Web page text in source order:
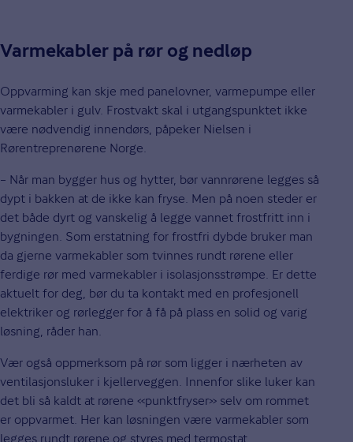
Varmekabler på rør og nedløp
Oppvarming kan skje med panelovner, varmepumpe eller
varmekabler i gulv. Frostvakt skal i utgangspunktet ikke
være nødvendig innendørs, påpeker Nielsen i
Rørentreprenørene Norge.
– Når man bygger hus og hytter, bør vannrørene legges så
dypt i bakken at de ikke kan fryse. Men på noen steder er
det både dyrt og vanskelig å legge vannet frostfritt inn i
bygningen. Som erstatning for frostfri dybde bruker man
da gjerne varmekabler som tvinnes rundt rørene eller
ferdige rør med varmekabler i isolasjonsstrømpe. Er dette
aktuelt for deg, bør du ta kontakt med en profesjonell
elektriker og rørlegger for å få på plass en solid og varig
løsning, råder han.
Vær også oppmerksom på rør som ligger i nærheten av
ventilasjonsluker i kjellerveggen. Innenfor slike luker kan
det bli så kaldt at rørene «punktfryser» selv om rommet
er oppvarmet. Her kan løsningen være varmekabler som
legges rundt rørene og styres med termostat.